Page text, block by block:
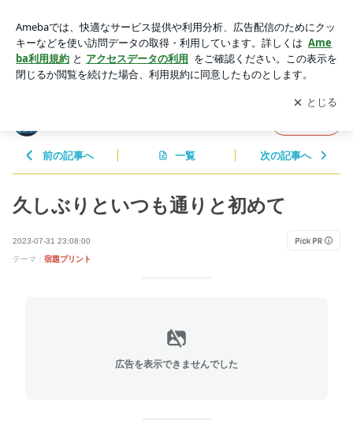
アプリをダウンロードして ブログの更新通知
を受け取りまし
ょう。
開く
前の記事へ 一覧 次の記事へ
久しぶりといつも通りと初めて
2023-07-31 23:08:00
テーマ： 宿題プリント
広告を表示できませんでした